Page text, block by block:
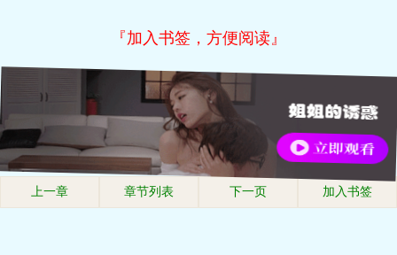
『加入书签，方便阅读』
上一章 章节列表 下一页 加入书签